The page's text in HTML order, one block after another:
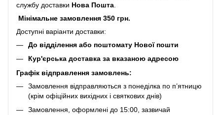
службу доставки Нова Пошта
Мінімальне замовлення 350 грн.
Доступні варіанти доставки:
До відділення або поштомату Нової пошти
Кур'єрська доставка за вказаною адресою
Графік відправлення замовлень:
Замовлення відправляються з понеділка по п’ятницю
(крім офіційних вихідних і святкових днів)
Замовлення, оформлені до 15:00, зазвичай